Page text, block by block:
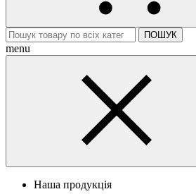
ПОШУК
menu
Наша продукція